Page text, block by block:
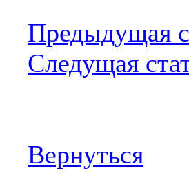
Предыдущая
Следущая
Вернуться